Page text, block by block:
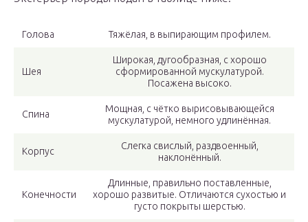
Голова Тяжёлая, в выпирающим профилем.
Шея
Широкая, дугообразная, с хорошо
сформированной мускулатурой.
Посажена высоко.
Спина
Мощная, с чётко вырисовывающейся
мускулатурой, немного удлинённая.
Корпус
Слегка свислый, раздвоенный,
наклонённый.
Конечности
Длинные, правильно поставленные,
хорошо развитые. Отличаются сухостью и
густо покрыты шерстью.